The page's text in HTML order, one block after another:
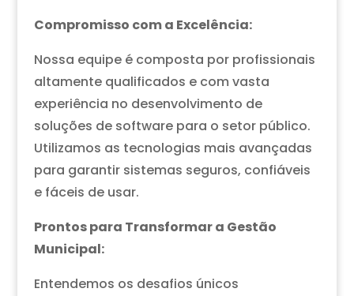
Compromisso com a Excelência:
Nossa equipe é composta por profissionais
altamente qualificados e com vasta
experiência no desenvolvimento de
soluções de software para o setor público.
Utilizamos as tecnologias mais avançadas
para garantir sistemas seguros, confiáveis
e fáceis de usar.
Prontos para Transformar a Gestão
Municipal:
Entendemos os desafios únicos